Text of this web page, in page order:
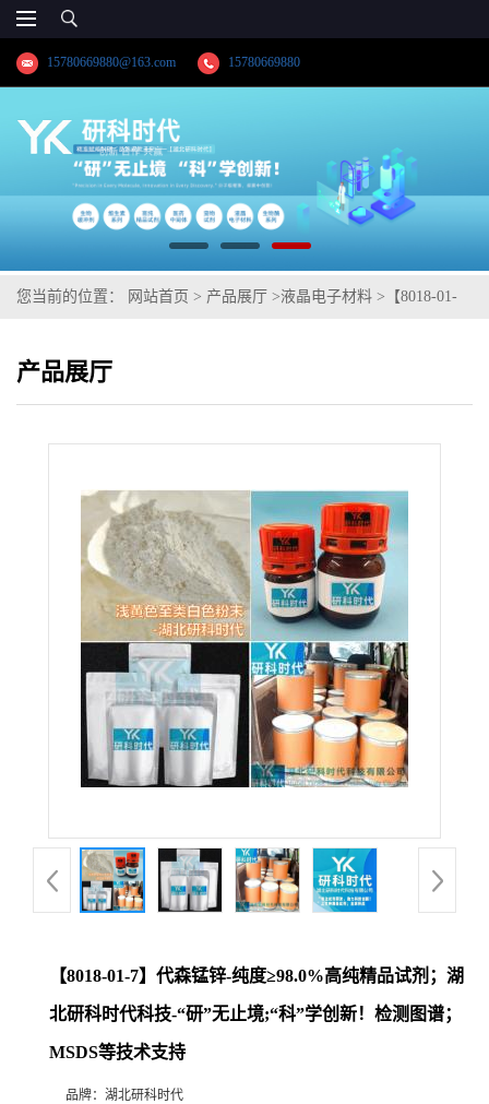
15780669880@163.com 15780669880
您当前的位置： 网站首页 > 产品展厅 >液晶电子材料 > 【8018-01-
止境;“科”学创新！检测图谱；MSDS等技术支持
产品展厅
【8018-01-7】代森锰锌-纯度≥98.0%高纯精品试剂；湖
北研科时代科技-“研”无止境;“科”学创新！检测图谱；
MSDS等技术支持
品牌： 湖北研科时代